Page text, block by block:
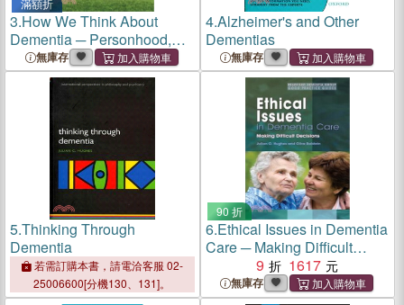
滿額折
3.How We Think About
Dementia ─ Personhood,
Rights, Ethics, the Arts and
What They Mean for Care
無庫存
4.Alzheimer's and Other
Dementias
無庫存
5.Thinking Through
Dementia
若需訂購本書，請電洽客服 02-
25006600[分機130、131]。
90 折
6.Ethical Issues in Dementia
Care ─ Making Difficult
Decisions
9 1617
無庫存